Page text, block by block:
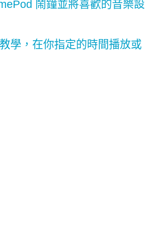
鬧鐘並將喜歡的音樂設
學，在你指定的時間播放或